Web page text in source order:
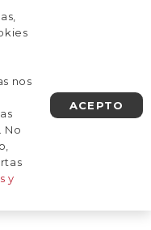
UNA LLAMADA
nos
No
y
ACEPTO